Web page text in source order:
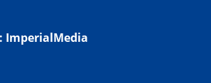
ImperialMedia